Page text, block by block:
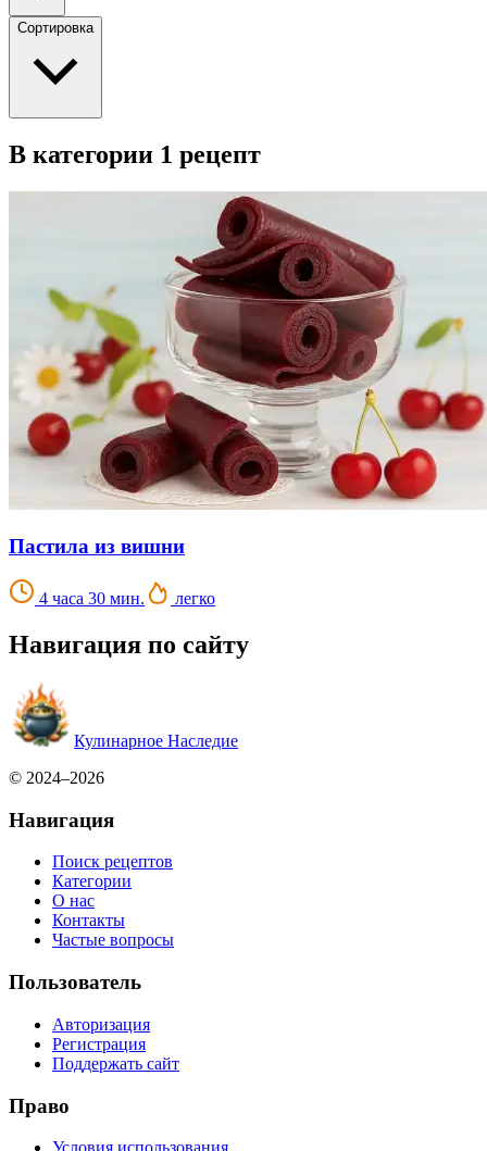
Сортировка
В категории 1 рецепт
Пастила из вишни
4 часа 30 мин. легко
Навигация по сайту
Кулинарное Наследие
© 2024–2026
Навигация
Поиск рецептов
Категории
О нас
Контакты
Частые вопросы
Пользователь
Авторизация
Регистрация
Поддержать сайт
Право